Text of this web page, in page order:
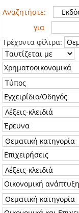
Αναζητήστε:
για
Τρέχοντα φίλτρα: